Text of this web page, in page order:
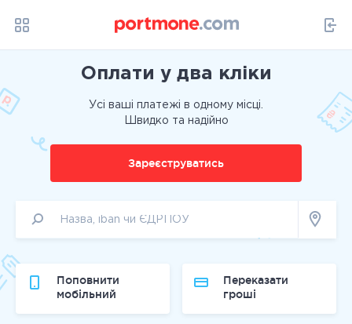
Оплати у два кліки
Усі ваші платежі в одному місці.
Швидко та надійно
Зареєструватись
Поповнити
мобільний
Переказати
гроші